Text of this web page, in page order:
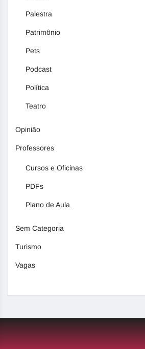
Palestra
Patrimônio
Pets
Podcast
Política
Teatro
Opinião
Professores
Cursos e Oficinas
PDFs
Plano de Aula
Sem Categoria
Turismo
Vagas